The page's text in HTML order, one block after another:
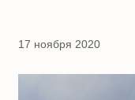
17 ноября 2020